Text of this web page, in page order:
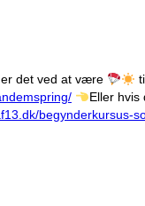
det ved at være
Eller hvis
begynderkursus-